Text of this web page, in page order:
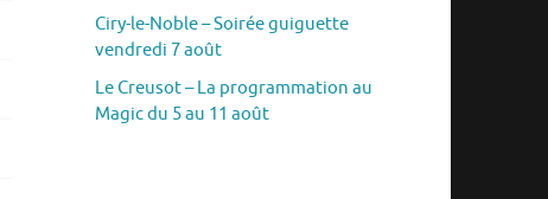
Ciry-le-Noble – Soirée guiguette
vendredi 7 août
Le Creusot – La programmation au
Magic du 5 au 11 août